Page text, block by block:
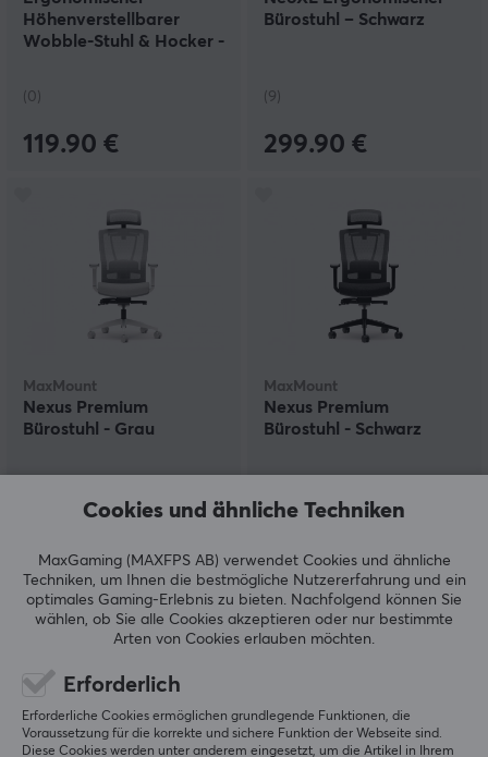
Höhenverstellbarer
Wobble-Stuhl & Hocker -
(0)
119.90 €
Bürostuhl – Schwarz
(9)
299.90 €
MaxMount
Nexus Premium
Bürostuhl - Grau
369.90 €
MaxMount
Nexus Premium
Bürostuhl - Schwarz
(11)
369.90 €
NEU
Cookies und ähnliche Techniken
MaxGaming (MAXFPS AB) verwendet Cookies und ähnliche
Techniken, um Ihnen die bestmögliche Nutzererfahrung und ein
optimales Gaming-Erlebnis zu bieten.
Nachfolgend können Sie
wählen, ob Sie alle Cookies akzeptieren oder nur bestimmte
Arten von Cookies erlauben möchten.
Erforderlich
Erforderliche Cookies ermöglichen grundlegende Funktionen, die
Voraussetzung für die korrekte und sichere Funktion der Webseite sind.
Diese Cookies werden unter anderem eingesetzt, um die Artikel in Ihrem